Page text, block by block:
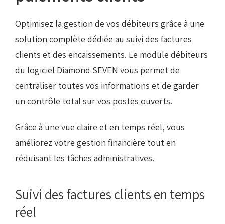
Optimisez la gestion de vos débiteurs grâce à une
solution complète dédiée au suivi des factures
clients et des encaissements. Le module débiteurs
du logiciel Diamond SEVEN vous permet de
centraliser toutes vos informations et de garder
un contrôle total sur vos postes ouverts.
Grâce à une vue claire et en temps réel, vous
améliorez votre gestion financière tout en
réduisant les tâches administratives.
Suivi des factures clients en temps
réel